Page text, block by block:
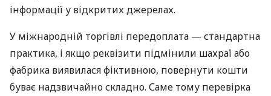
інформації у відкритих джерелах.
У міжнародній торгівлі передоплата — стандартна
практика, і якщо реквізити підмінили шахраї або
фабрика виявилася фіктивною, повернути кошти
буває надзвичайно складно. Саме тому перевірка